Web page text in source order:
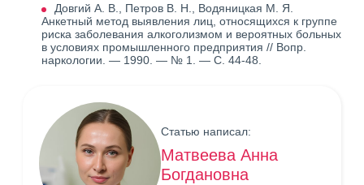
Довгий А. В., Петров В. Н., Водяницкая М. Я.
Анкетный метод выявления лиц, относящихся к группе
риска заболевания алкоголизмом и вероятных больных
в условиях промышленного предприятия // Вопр.
наркологии. — 1990. — № 1. — С. 44-48.
Статью написал:
Матвеева Анна
Богдановна